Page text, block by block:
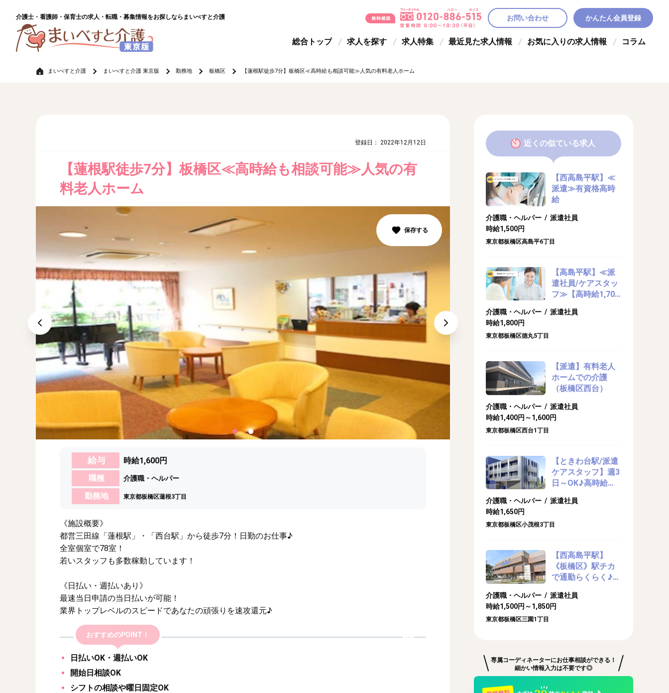
介護士・看護師・保育士の求人・転職・募集情報をお探しならまいべすと介護 お問い合わせ かんたん会員登録
総合トップ 求人を探す 求人特集 最近見た求人情報 お気に入りの求人情報 コラム
まいべすと介護 まいべすと介護 東京版 勤務地 板橋区 【蓮根駅徒歩7分】板橋区≪高時給も相談可能≫人気の有料老人ホーム
登録日： 2022年12月12日
【蓮根駅徒歩7分】板橋区≪高時給も相談可能≫人気の有
料老人ホーム
日払い利用もOK
給与
時給1,600円
職種
介護職・ヘルパー
勤務地 東京都板橋区蓮根3丁目
《施設概要》
都営三田線「蓮根駅」・「西台駅」から徒歩7分！日勤のお仕事♪
全室個室で78室！
若いスタッフも多数稼動しています！
《日払い・週払いあり》
最速当日申請の当日払いが可能！
業界トップレベルのスピードであなたの頑張りを速攻還元♪
おすすめのPOINT！
日払いOK・週払いOK
開始日相談OK
シフトの相談や曜日固定OK
近くの似ている求人
【西高島平駅】≪
派遣≫有資格高時
給
介護職・ヘルパー / 派遣社員
時給1,500円
東京都板橋区高島平6丁目
【高島平駅】≪派
遣社員/ケアスタッ
フ≫【高時給1,700
週払OK！即日振込
介護職・ヘルパー / 派遣社員
時給1,800円
東京都板橋区徳丸5丁目
【派遣】有料老人
ホームでの介護
（板橋区西台）
介護職・ヘルパー / 派遣社員
時給1,400円～1,600円
東京都板橋区西台1丁目
【ときわ台駅/派遣
ケアスタッフ】週3
日～OK♪高時給
有料老人ホームで
介護職・ヘルパー / 派遣社員
時給1,650円
東京都板橋区小茂根3丁目
【西高島平駅】
《板橋区》駅チカ
で通勤らくらく♪介
遣介護士さん募集
中！
介護職・ヘルパー / 派遣社員
時給1,500円～1,850円
東京都板橋区三園1丁目
専属コーディネーターにお仕事相談ができる！
細かい情報入力は不要です◎